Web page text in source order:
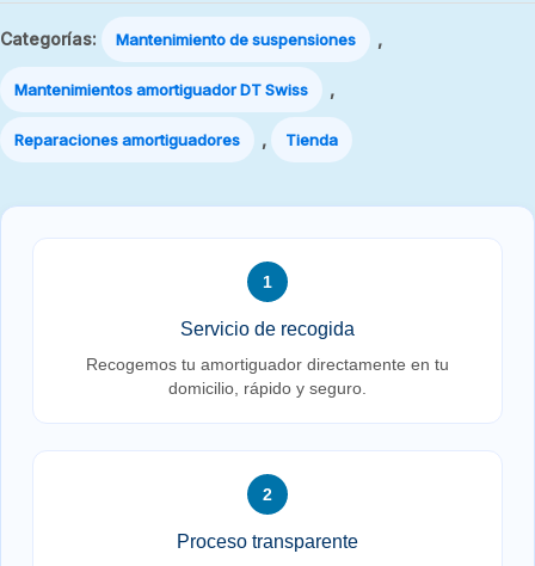
Categorías: Mantenimiento de suspensiones ,
Mantenimientos amortiguador DT Swiss ,
Reparaciones amortiguadores , Tienda
1
Servicio de recogida
Recogemos tu amortiguador directamente en tu
domicilio, rápido y seguro.
2
Proceso transparente